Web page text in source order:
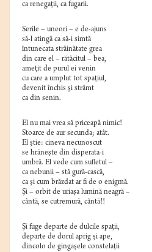
ca renegaţii, ca fugarii.
Serile – uneori – e de-ajuns
să-l atingă ca să-i simtă
întunecata străinătate grea
din care el – rătăcitul – bea,
ameţit de purul ei venin
cu care a umplut tot spaţiul,
devenit închis şi strâmt
ca din senin.
El nu mai vrea să priceapă nimic!
Stoarce de aur secunda; atât.
El ştie: cineva necunoscut
se hrăneşte din disperata-i
umbră. El vede cum sufletul –
ca nebunii – stă gură-cască,
ca şi cum brăzdat ar fi de o enigmă.
Şi – orbit de uriaşa lumină neagră –
cântă, se cutremură, cântă!!
Şi fuge departe de dulcile spaţii,
departe de dorul aprig şi ape,
dincolo de gingaşele constelaţii